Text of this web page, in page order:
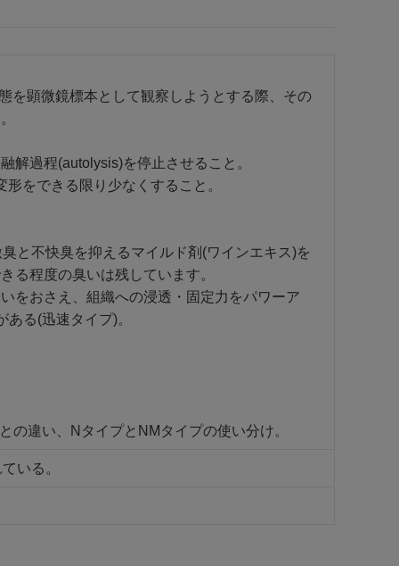
を顕微鏡標本として観察しようとする際、その
過程(autolysis)を停止させること。
をできる限り少なくすること。
と不快臭を抑えるマイルド剤(ワインエキス)を
る程度の臭いは残しています。
をおさえ、組織への浸透・固定力をパワーア
る(迅速タイプ)。
の違い、NタイプとNMタイプの使い分け。
いる。